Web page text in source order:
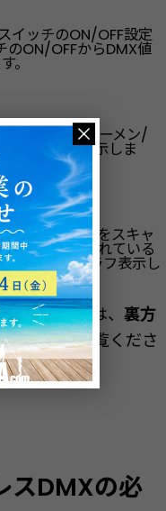
イッチのON/OFF設定
のON/OFFからDMX値
。
て、LUXとルーメン/
感知し、表示しま
は、2.4GHz帯をスキャ
周辺で使用されている
の両方をグラフ表示し
という方は、 裏方
PDF）をご覧くださ
スDMXの必